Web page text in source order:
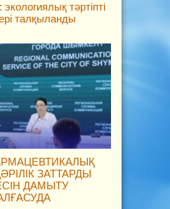
тәртіпті
талқыланды
ЗАТТАРДЫ
ДАМЫТУ